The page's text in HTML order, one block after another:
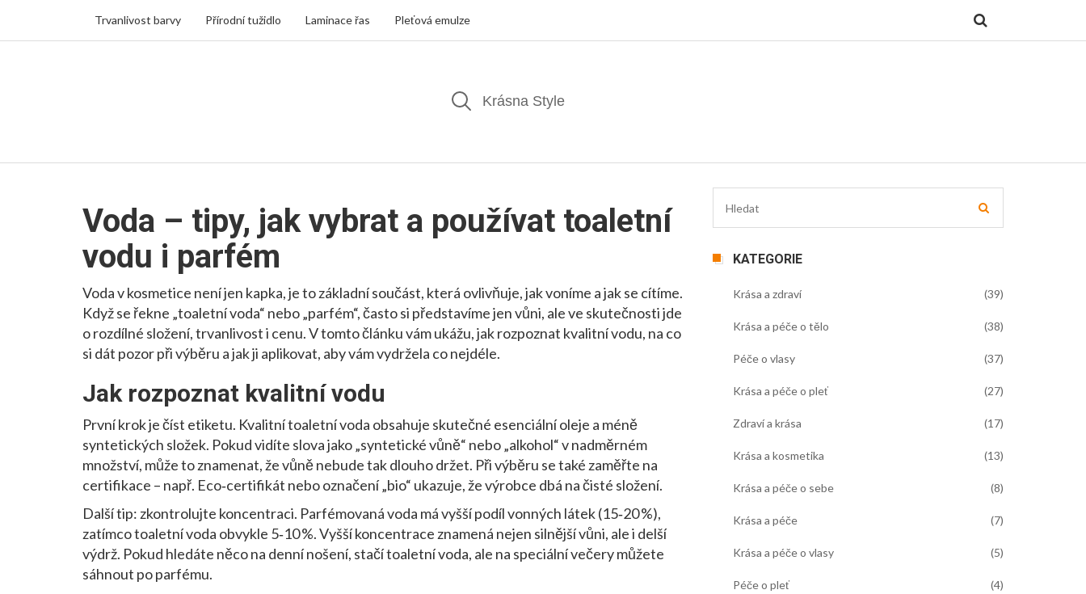
Trvanlivost barvy Přírodní tužidlo Laminace řas Pleťová emulze
Voda – tipy, jak vybrat a používat toaletní
vodu i parfém
Voda v kosmetice není jen kapka, je to základní součást, která ovlivňuje, jak voníme a jak se cítíme.
Když se řekne „toaletní voda“ nebo „parfém“, často si představíme jen vůni, ale ve skutečnosti jde
o rozdílné složení, trvanlivost i cenu. V tomto článku vám ukážu, jak rozpoznat kvalitní vodu, na co
si dát pozor při výběru a jak ji aplikovat, aby vám vydržela co nejdéle.
Jak rozpoznat kvalitní vodu
První krok je číst etiketu. Kvalitní toaletní voda obsahuje skutečné esenciální oleje a méně
syntetických složek. Pokud vidíte slova jako „syntetické vůně“ nebo „alkohol“ v nadměrném
množství, může to znamenat, že vůně nebude tak dlouho držet. Při výběru se také zaměřte na
certifikace – např. Eco‑certifikát nebo označení „bio“ ukazuje, že výrobce dbá na čisté složení.
Další tip: zkontrolujte koncentraci. Parfémovaná voda má vyšší podíl vonných látek (15‑20 %),
zatímco toaletní voda obvykle 5‑10 %. Vyšší koncentrace znamená nejen silnější vůni, ale i delší
výdrž. Pokud hledáte něco na denní nošení, stačí toaletní voda, ale na speciální večery můžete
sáhnout po parfému.
KATEGORIE
Krása a zdraví (39)
Krása a péče o tělo (38)
Péče o vlasy (37)
Krása a péče o pleť (27)
Zdraví a krása (17)
Krása a kosmetika (13)
Krása a péče o sebe (8)
Krása a péče (7)
Krása a péče o vlasy (5)
Péče o pleť (4)